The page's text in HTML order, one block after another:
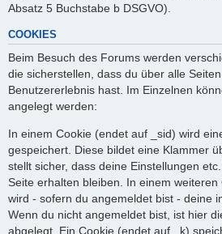
Absatz 5 Buchstabe b DSGVO).
COOKIES
Beim Besuch des Forums werden
die sicherstellen, dass du über alle
Benutzererlebnis hast. Im Einzelnen
angelegt werden:
In einem Cookie (endet auf _sid) wird
gespeichert. Diese bildet eine Klammer
stellt sicher, dass deine Einstellungen
Seite erhalten bleiben. In einem
wird - sofern du angemeldet bist - deine
Wenn du nicht angemeldet bist, ist hier
abgelegt. Ein Cookie (endet auf _k)